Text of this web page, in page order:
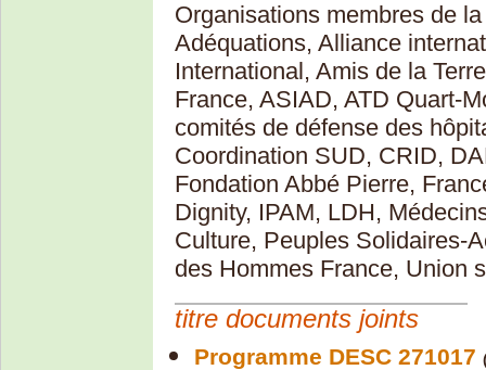
Organisations membres de
Adéquations, Alliance
International, Amis de la
France, ASIAD, ATD Quart-
comités de défense des
Coordination SUD, CRID,
Fondation Abbé Pierre,
Dignity, IPAM, LDH,
Culture, Peuples Solidaires-
des Hommes France, Union
titre documents joints
Programme DESC 271017